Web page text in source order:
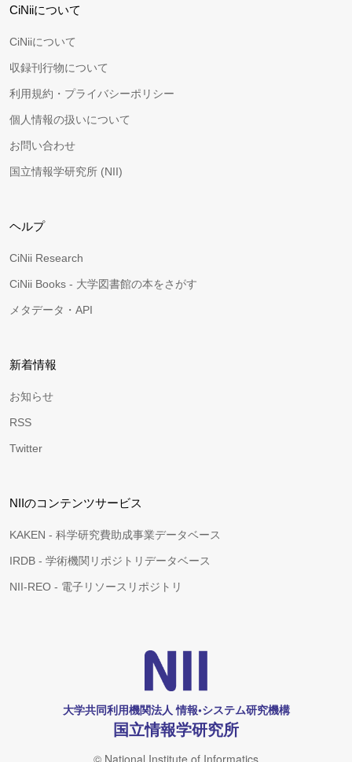
CiNiiについて
CiNiiについて
収録刊行物について
利用規約・プライバシーポリシー
個人情報の扱いについて
お問い合わせ
国立情報学研究所 (NII)
ヘルプ
CiNii Research
CiNii Books - 大学図書館の本をさがす
メタデータ・API
新着情報
お知らせ
RSS
Twitter
NIIのコンテンツサービス
KAKEN - 科学研究費助成事業データベース
IRDB - 学術機関リポジトリデータベース
NII-REO - 電子リソースリポジトリ
大学共同利用機関法人 情報•システム研究機構
国立情報学研究所
© National Institute of Informatics